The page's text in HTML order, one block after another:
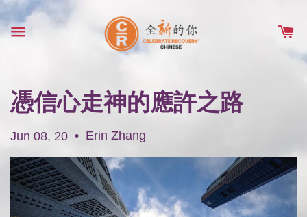
憑信心走神的應許之路
Jun 08, 20 • Erin Zhang